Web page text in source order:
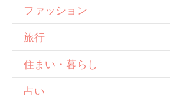
ファッション
旅行
住まい・暮らし
占い